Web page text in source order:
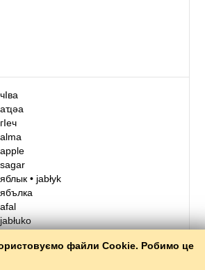
чIва
аҵәа
гIеч
alma
apple
sagar
яблык• jabłyk
ябълка
afal
jabłuko
μήλο
файли Cookie. Робимо це